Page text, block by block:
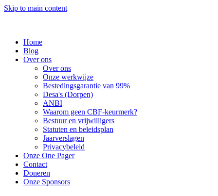
Skip to main content
Home
Blog
Over ons
Over ons
Onze werkwijze
Bestedingsgarantie van 99%
Desa's (Dorpen)
ANBI
Waarom geen CBF-keurmerk?
Bestuur en vrijwilligers
Statuten en beleidsplan
Jaarverslagen
Privacybeleid
Onze One Pager
Contact
Doneren
Onze Sponsors